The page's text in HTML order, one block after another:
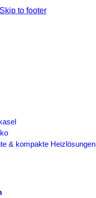
Skip to footer
& kompakte Heizlösungen